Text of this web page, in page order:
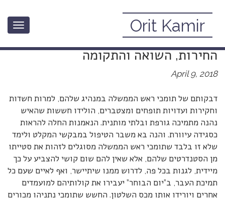
Toggle
Orit Kamir
תומכי נתניהו ואני: חשבון נפש בין חגי
החירות, השואה והתקומה
April 9, 2018
דבקותם של תומכי ראש הממשלה במנהיג שלהם, למרות חשדות
וחקירות ועדויות תופחים ומצטברים, הולידו חששות שהאיש
נהנה מתמיכה גורפת ובלתי מותנית. הנאמנות החלה להראות
כסגידה עיוורת. והנה בא משבר הטיפול במבקשי המקלט ולימד
שלא זו בלבד שתומכי ראש הממשלה מסוגלים לזהות את סטייתו
מן הסטנדרטים שלהם, אלא שאין להם שום קושי להצביע על כך
מיידית, לגנות בכל פה, לדרוש ממנו שיתיישר, ואף לאיים שעם כל
תמיכת העבר, ב”יום הבוחר” יעבירו את קולותיהם למועמדים
אחרים ויורידו אותו מכס השלטון. החשש שתומכי נתניהו מכורים